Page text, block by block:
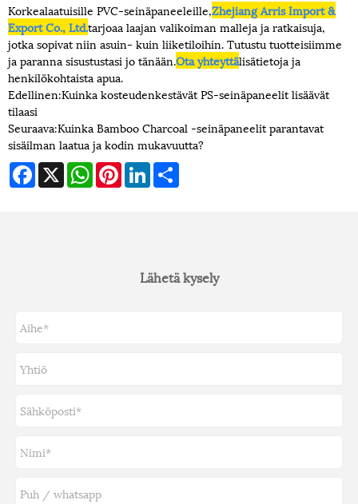
Korkealaatuisille PVC-seinäpaneeleille,Zhejiang Arris Import &
Export Co., Ltd.tarjoaa laajan valikoiman malleja ja ratkaisuja,
jotka sopivat niin asuin- kuin liiketiloihin. Tutustu tuotteisiimme
ja paranna sisustustasi jo tänään.Ota yhteyttälisätietoja ja
henkilökohtaista apua.
Edellinen:Kuinka kosteudenkestävät PS-seinäpaneelit lisäävät
tilaasi
Seuraava:Kuinka Bamboo Charcoal -seinäpaneelit parantavat
sisäilman laatua ja kodin mukavuutta?
Facebook
X WhatsAppPinterestLinkedIn
Lähetä kysely